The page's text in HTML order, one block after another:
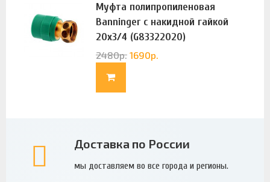
Муфта полипропиленовая
Banninger с накидной гайкой
20х3/4 (G83322020)
2480р. 1690р.
Доставка по России
мы доставляем во все города и регионы.